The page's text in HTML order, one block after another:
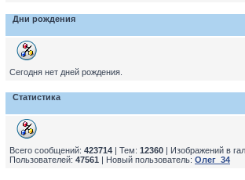
Дни рождения
Сегодня нет дней рождения.
Статистика
Всего сообщений: 423714 | Тем: 12360 | Изображений в
Пользователей: 47561 | Новый пользователь: Олег_34